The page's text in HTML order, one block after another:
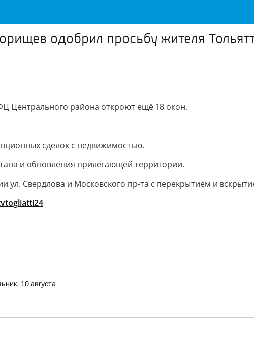
одобрил просьбу жителя
Центрального района откроют ещё 18 окон.
сделок с недвижимостью.
и обновления прилегающей территории.
ул. Свердлова и Московского пр-та с перекрытием и
10 августа